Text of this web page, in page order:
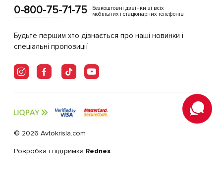
0-800-75-71-75
Безкоштовні дзвінки зі всіх
мобільних і стаціонарних телефонів
Будьте першим хто дізнається про наші новинки і
спеціальні пропозиції
© 2026 Avtokrisla.com
Розробка і підтримка Rednes